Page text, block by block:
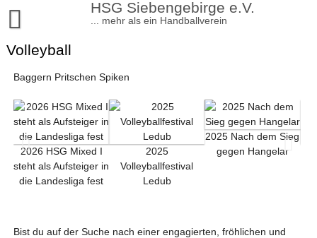
HSG Siebengebirge e.V.
... mehr als ein Handballverein
Aktuelles
Sportangebote
Turnen
Kinderturnen
Breitensport/Turnen Erwachsene
Volleyball
Tischtennis
Lauftreff Siebengebirge
Verein
Satzung und Beiträge
Mitgliedschaft
Vorstand
Mediendaten
Kontakt
Impressum
Datenschutzerklärung
Volleyball
Baggern Pritschen Spiken
2026 HSG Mixed I
steht als Aufsteiger in
die Landesliga fest
2025
Volleyballfestival
Ledub
2025 Nach dem Sieg
gegen Hangelar
Bist du auf der Suche nach einer engagierten, fröhlichen und